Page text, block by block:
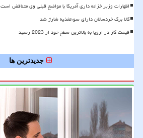
اظهارات وزیر خزانه داری آمریکا با مواضع قبلی وی متناقض است
کالا برگ خردسالان دارای سوءتغذیه شارژ شد
قیمت گاز در اروپا به بالاترین سطح خود از 2023 رسید
جدیدترین ها